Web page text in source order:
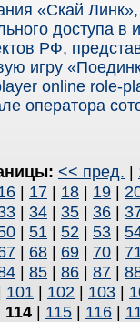
«Скай
доступа в
РФ,
игру
online role-
оператора
<< пред. |
| 17 | 18 | 19 |
| 34 | 35 | 36 |
| 51 | 52 | 53 |
| 68 | 69 | 70 |
| 85 | 86 | 87 |
101 | 102 | 103 |
114 | 115 | 116 |